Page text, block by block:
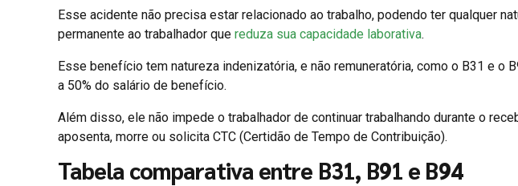
Esse acidente não precisa estar relacionado ao trabalho, podendo ter qualquer
permanente ao trabalhador que reduza sua capacidade laborativa.
Esse benefício tem natureza indenizatória, e não remuneratória, como o B31 e o
a 50% do salário de benefício.
Além disso, ele não impede o trabalhador de continuar trabalhando durante o
aposenta, morre ou solicita CTC (Certidão de Tempo de Contribuição).
Tabela comparativa entre B31, B91 e B94